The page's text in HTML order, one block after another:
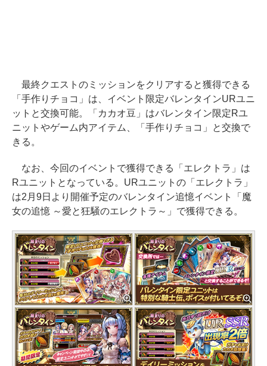
最終クエストのミッションをクリアすると獲得できる
「手作りチョコ」は、イベント限定バレンタインURユニ
ットと交換可能。「カカオ豆」はバレンタイン限定Rユ
ニットやゲーム内アイテム、「手作りチョコ」と交換で
きる。
なお、今回のイベントで獲得できる「エレクトラ」は
Rユニットとなっている。URユニットの「エレクトラ」
は2月9日より開催予定のバレンタイン追憶イベント「魔
女の追憶 ～愛と狂騒のエレクトラ～」で獲得できる。